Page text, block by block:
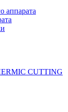
аппарата
CUTTING